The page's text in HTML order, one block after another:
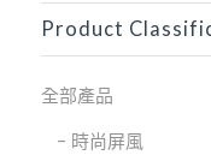
Product
全部產品
時尚屏風